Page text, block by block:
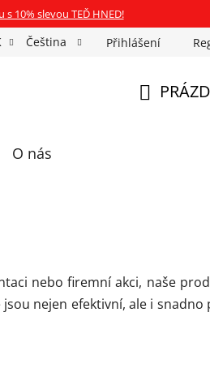
10% slevou TEĎ HNED!
Neony na míru
Čeština Přihlášení
O nás
nebo firemní akci, naše
nejen efektivní, ale i snadno